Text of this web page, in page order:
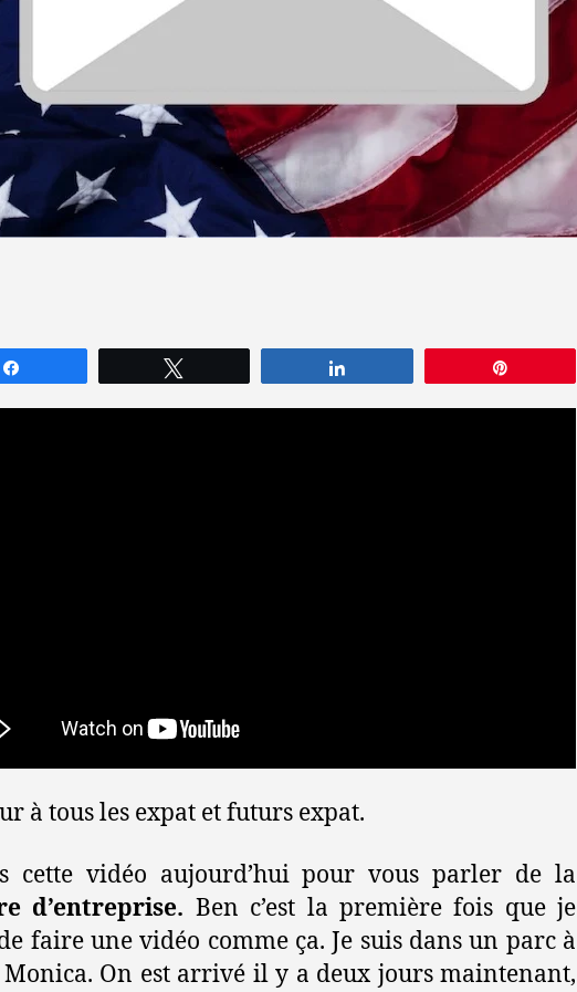
à tous les expat et futurs expat.
cette vidéo aujourd’hui pour vous parler de la
d’entreprise. Ben c’est la première fois que je
faire une vidéo comme ça. Je suis dans un parc à
Monica. On est arrivé il y a deux jours maintenant,